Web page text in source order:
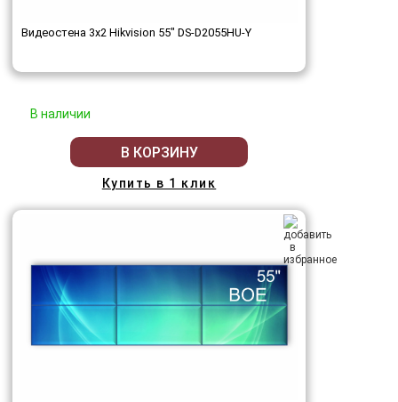
Видеостена 3x2 Hikvision 55" DS-D2055HU-Y
В наличии
В КОРЗИНУ
Купить в 1 клик